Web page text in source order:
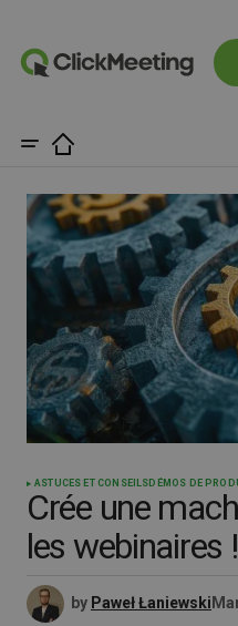
ASTUCES ET CONSEILS DÉMOS DE
Crée une
les webinaires !
by Paweł Łaniewski